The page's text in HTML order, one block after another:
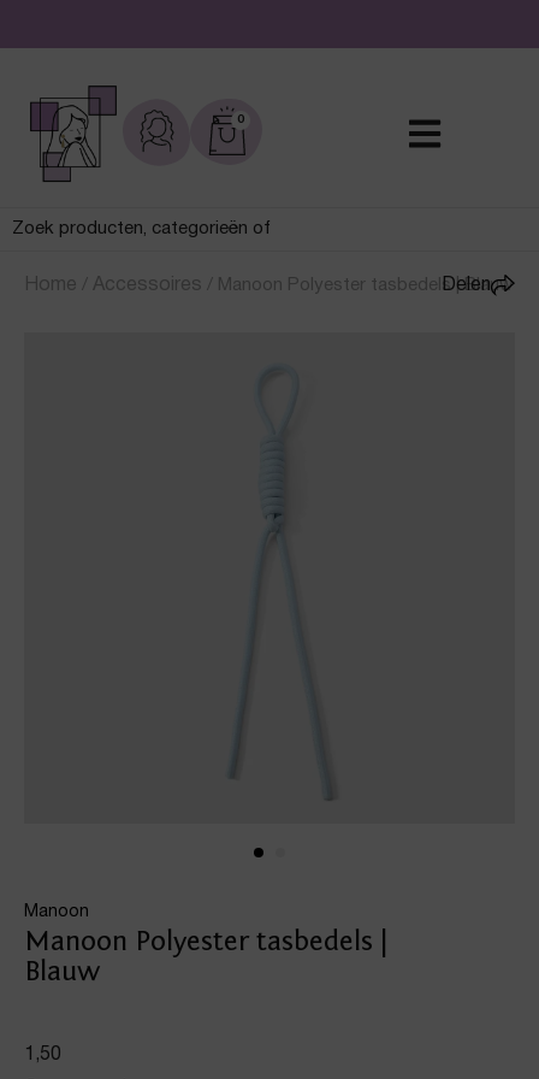
De leukste sieraden online en in de winkel
0
Home / Accessoires / Manoon Polyester tasbedels | Blauw
Manoon
Manoon Polyester tasbedels |
Blauw
Delen
1,50